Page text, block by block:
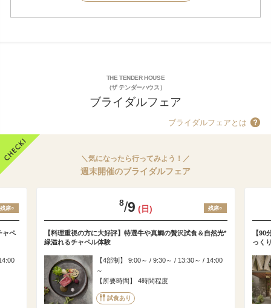
THE TENDER HOUSE
（ザ テンダーハウス）
ブライダルフェア
ブライダルフェアとは
＼気になったら行ってみよう！／
週末開催のブライダルフェア
残席○
ャペ
8/9 (日) 残席○
【料理重視の方に大好評】特選牛や真鯛の贅沢試食＆自然光*
緑溢れるチャペル体験
4部制
9:00～ / 9:30～ / 13:30～ / 14:00
～
所要時間
4時間程度
試食あり
【90
っく